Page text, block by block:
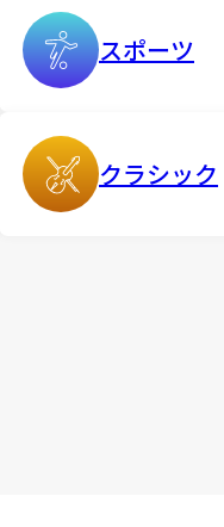
スポーツ
クラシック